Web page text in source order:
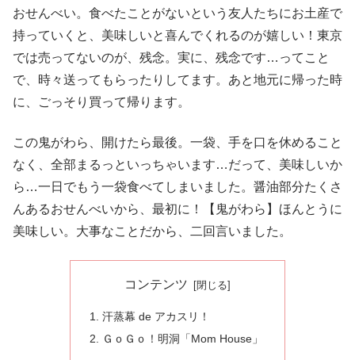
おせんべい。食べたことがないという友人たちにお土産で
持っていくと、美味しいと喜んでくれるのが嬉しい！東京
では売ってないのが、残念。実に、残念です…ってこと
で、時々送ってもらったりしてます。あと地元に帰った時
に、ごっそり買って帰ります。
この鬼がわら、開けたら最後。一袋、手を口を休めること
なく、全部まるっといっちゃいます…だって、美味しいか
ら…一日でもう一袋食べてしまいました。醤油部分たくさ
んあるおせんべいから、最初に！【鬼がわら】ほんとうに
美味しい。大事なことだから、二回言いました。
コンテンツ
汗蒸幕 de アカスリ！
ＧｏＧｏ！明洞「Mom House」